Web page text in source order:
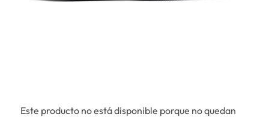
Este producto no está disponible porque no quedan